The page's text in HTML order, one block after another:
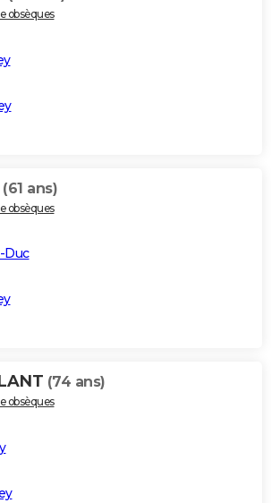
obsèques
(61 ans)
obsèques
Duc
(74 ans)
obsèques